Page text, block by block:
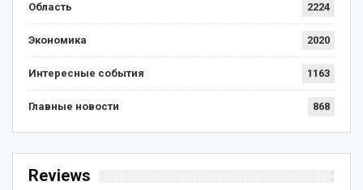
Область 2224
Экономика 2020
Интересные события 1163
Главные новости 868
Reviews